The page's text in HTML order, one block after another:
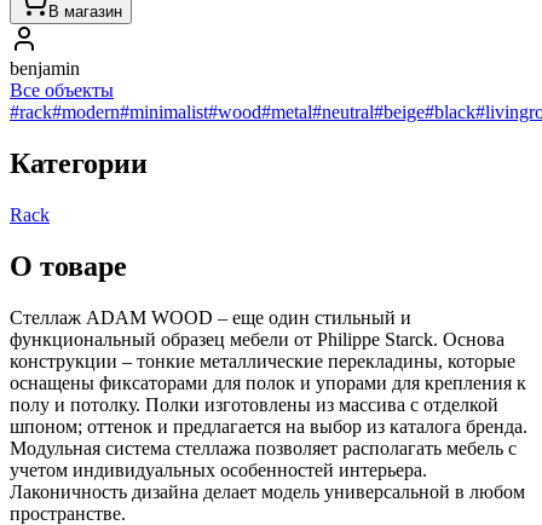
В магазин
benjamin
Все объекты
#rack#modern#minimalist#wood#metal#neutral#beige#black
Категории
Rack
О товаре
Стеллаж ADAM WOOD – еще один стильный и
функциональный образец мебели от Philippe Starck. Основа
конструкции – тонкие металлические перекладины, которые
оснащены фиксаторами для полок и упорами для крепления к
полу и потолку. Полки изготовлены из массива с отделкой
шпоном; оттенок и предлагается на выбор из каталога бренда.
Модульная система стеллажа позволяет располагать мебель с
учетом индивидуальных особенностей интерьера.
Лаконичность дизайна делает модель универсальной в любом
пространстве.